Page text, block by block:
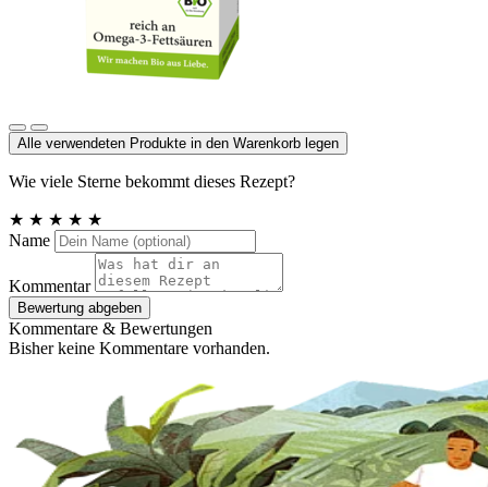
Alle verwendeten Produkte in den Warenkorb legen
Wie viele Sterne bekommt dieses Rezept?
★ ★ ★ ★ ★
Name
Kommentar
Bewertung abgeben
Kommentare & Bewertungen
Bisher keine Kommentare vorhanden.